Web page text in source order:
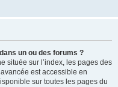
un ou des forums ?
située sur l’index, les pages des
est accessible en
sur toutes les pages du